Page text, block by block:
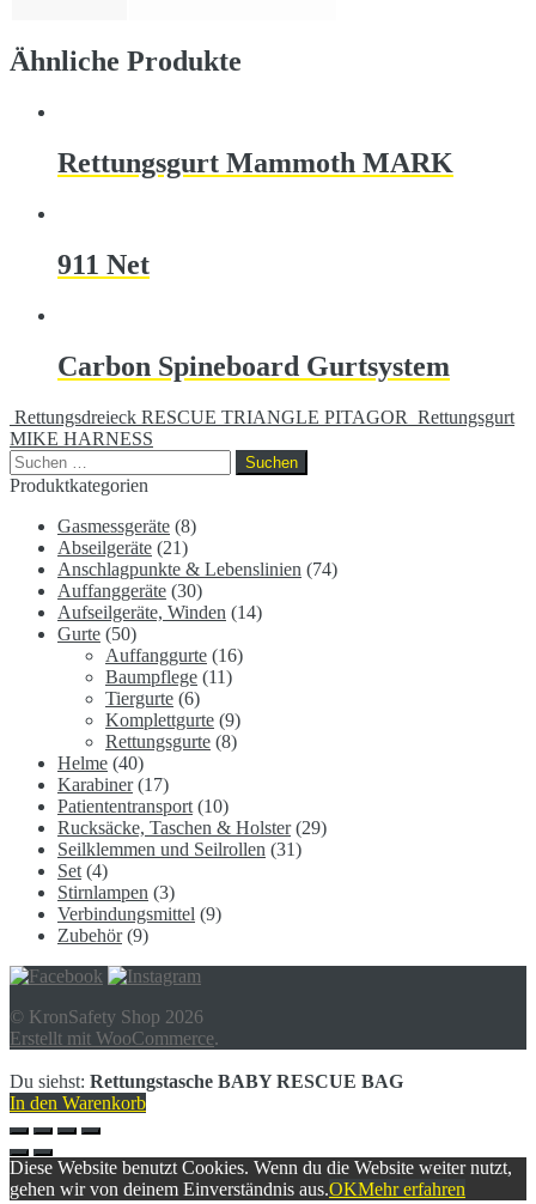
Ähnliche Produkte
Rettungsgurt Mammoth MARK
911 Net
Carbon Spineboard Gurtsystem
Rettungsdreieck RESCUE TRIANGLE PITAGOR Rettungsgurt
MIKE HARNESS
Suchen
nach:
Produktkategorien
Gasmessgeräte (8)
Abseilgeräte (21)
Anschlagpunkte & Lebenslinien (74)
Auffanggeräte (30)
Aufseilgeräte, Winden (14)
Gurte (50)
Auffanggurte (16)
Baumpflege (11)
Tiergurte (6)
Komplettgurte (9)
Rettungsgurte (8)
Helme (40)
Karabiner (17)
Patiententransport (10)
Rucksäcke, Taschen & Holster (29)
Seilklemmen und Seilrollen (31)
Set (4)
Stirnlampen (3)
Verbindungsmittel (9)
Zubehör (9)
© KronSafety Shop 2026
Erstellt mit WooCommerce.
Du siehst: Rettungstasche BABY RESCUE BAG
In den Warenkorb
Diese Website benutzt Cookies. Wenn du die Website weiter nutzt,
gehen wir von deinem Einverständnis aus.OKMehr erfahren